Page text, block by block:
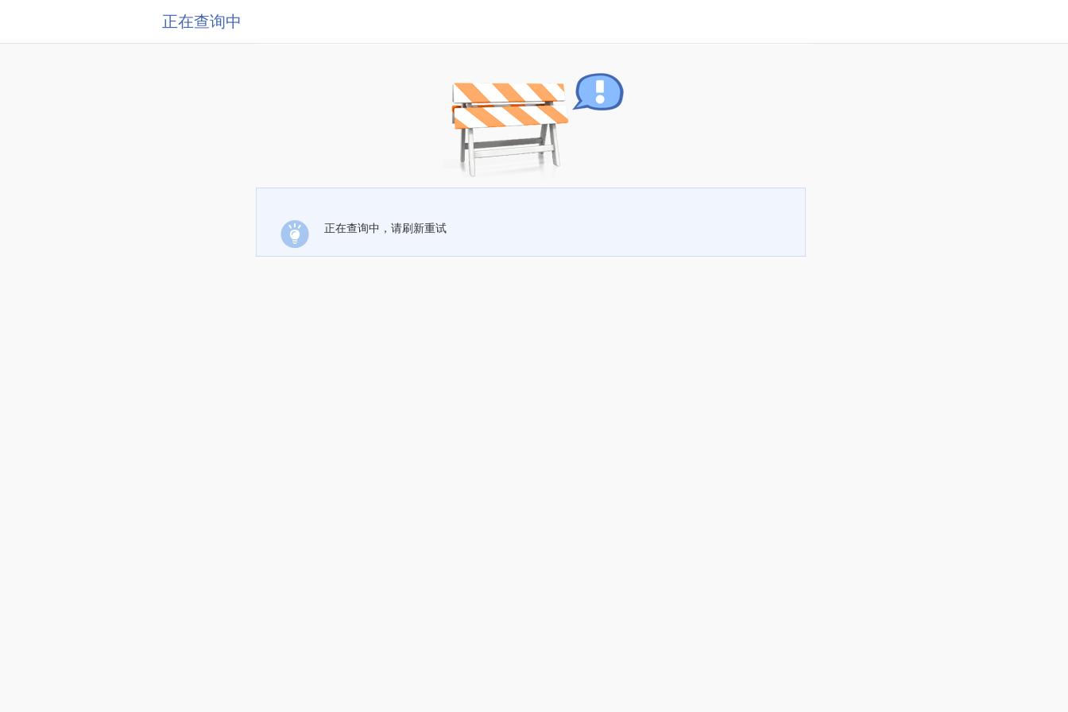
正在查询中
正在查询中，请刷新重试